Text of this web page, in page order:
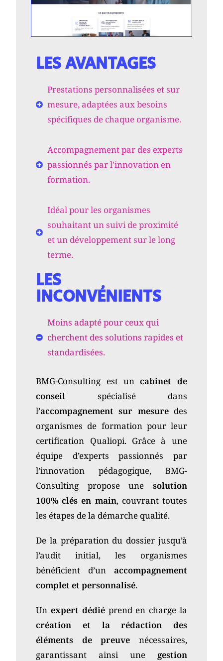
LES AVANTAGES
Prestations personnalisées et sur
mesure, adaptées aux besoins
spécifiques de chaque organisme.
Accompagnement par des experts
passionnés par l'innovation en
formation.
Idéal pour les organismes
souhaitant un suivi de proximité
et un développement sur le long
terme.
LES
INCONVÉNIENTS
Moins adapté pour ceux qui
cherchent des solutions rapides et
standardisées.
BMG-Consulting est uncabinet de
conseil spécialisé dans
l’accompagnement sur mesuredes
organismes de formation pour leur
certification Qualiopi. Grâce à une
équipe d’experts passionnés par
l’innovation pédagogique, BMG-
Consulting propose une solution
100% clés en main, couvrant toutes
les étapes de la démarche qualité.
De la préparation du dossier jusqu’à
l’audit initial, les organismes
bénéficient d’un accompagnement
complet et personnalisé.
Unexpert dédiéprend en charge la
création et la rédaction des
éléments de preuve nécessaires,
garantissant ainsi une gestion